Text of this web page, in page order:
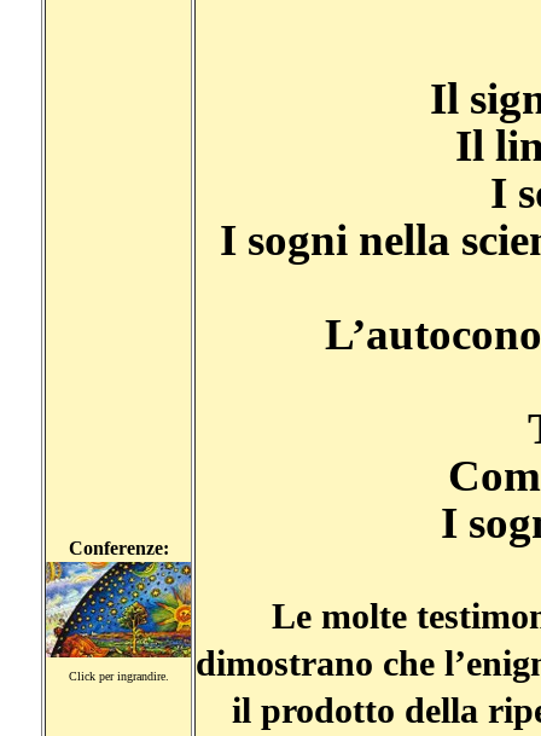
Conferenze:
Click per ingrandire.
Il
Il
I
I sogni nella
I
Le molte
dimostrano che
il prodotto della